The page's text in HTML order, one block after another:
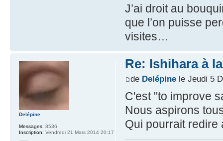
J’ai droit au
que l’on puisse
visites…
Re: Ishihara à
de Delépinele Jeudi 5
C'est "to improve
Nous aspirons
Qui pourrait redire
Delépine
Messages: 8536
Inscription: Vendredi 21 Mars 2014 20:17